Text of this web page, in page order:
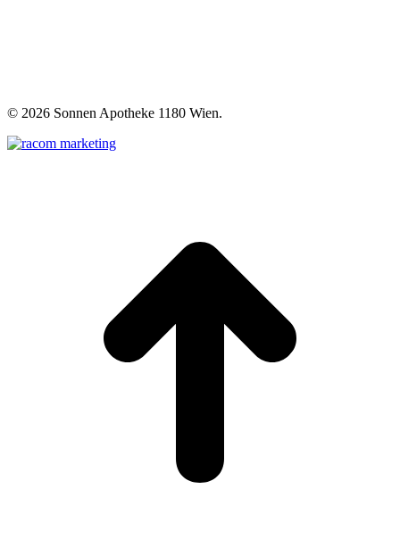
© 2026 Sonnen Apotheke 1180 Wien.